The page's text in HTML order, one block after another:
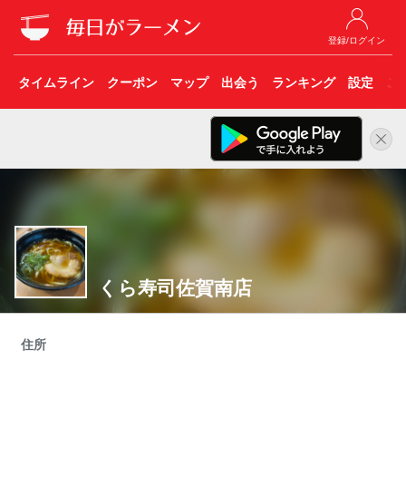
登録/ログイン
タイムライン クーポン マップ 出会う ランキング 設定 こ
くら寿司佐賀南店
住所